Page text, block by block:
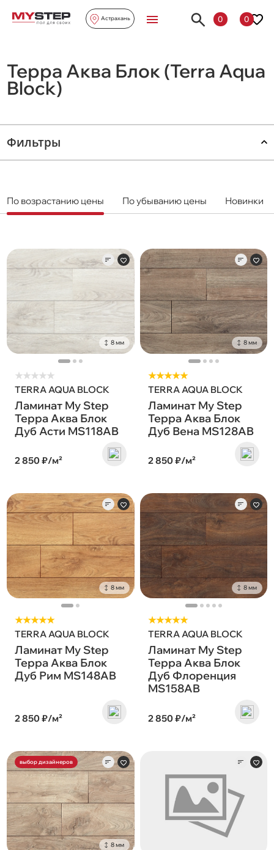
Астрахань 0 0
Терра Аква Блок (Terra Aqua
Block)
Фильтры
По возрастанию цены По убыванию цены Новинки
8 мм
★★★★★
TERRA AQUA BLOCK
Ламинат My Step
Терра Аква Блок
Дуб Асти MS118AB
2 850 ₽/м²
8 мм
★★★★★
TERRA AQUA BLOCK
Ламинат My Step
Терра Аква Блок
Дуб Вена MS128AB
2 850 ₽/м²
8 мм
★★★★★
TERRA AQUA BLOCK
Ламинат My Step
Терра Аква Блок
Дуб Рим MS148AB
2 850 ₽/м²
8 мм
★★★★★
TERRA AQUA BLOCK
Ламинат My Step
Терра Аква Блок
Дуб Флоренция
MS158AB
2 850 ₽/м²
выбор дизайнеров
8 мм